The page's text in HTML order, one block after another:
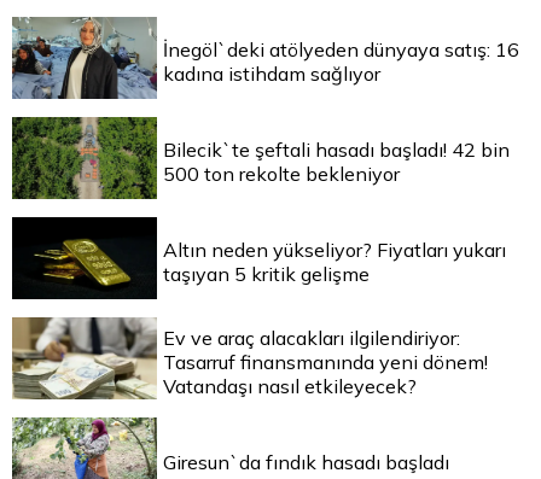
İnegöl`deki atölyeden dünyaya satış: 16
kadına istihdam sağlıyor
Bilecik`te şeftali hasadı başladı! 42 bin
500 ton rekolte bekleniyor
Altın neden yükseliyor? Fiyatları yukarı
taşıyan 5 kritik gelişme
Ev ve araç alacakları ilgilendiriyor:
Tasarruf finansmanında yeni dönem!
Vatandaşı nasıl etkileyecek?
Giresun`da fındık hasadı başladı